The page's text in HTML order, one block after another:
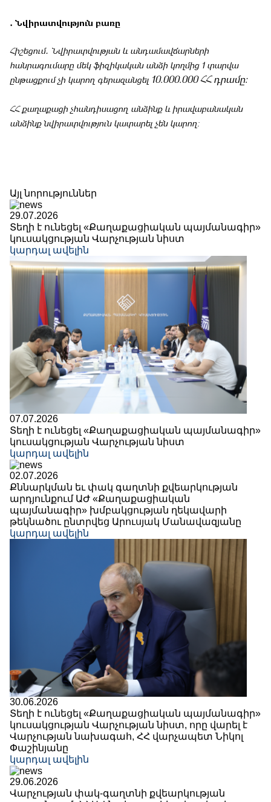
․ Նվիրատվություն բառը
Հիշեցում․ Նվիրատվության և անդամավճարների
հանրագումարը մեկ ֆիզիկական անձի կողմից 1 տարվա
ընթացքում չի կարող գերազանցել 10.000.000 ՀՀ դրամը։
ՀՀ քաղաքացի չհանդիսացող անձինք և իրավաբանական
անձինք նվիրատվություն կատարել չեն կարող։
Այլ նորություններ
29.07.2026
Տեղի է ունեցել «Քաղաքացիական պայմանագիր»
կուսակցության Վարչության նիստ
կարդալ ավելին
07.07.2026
Տեղի է ունեցել «Քաղաքացիական պայմանագիր»
կուսակցության Վարչության նիստ
կարդալ ավելին
02.07.2026
Քննարկման եւ փակ գաղտնի քվեարկության
արդյունքում ԱԺ «Քաղաքացիական
պայմանագիր» խմբակցության ղեկավարի
թեկնածու ընտրվեց Արուսյակ Մանավազյանը
կարդալ ավելին
30.06.2026
Տեղի է ունեցել «Քաղաքացիական պայմանագիր»
կուսակցության Վարչության նիստ, որը վարել է
Վարչության նախագահ, ՀՀ վարչապետ Նիկոլ
Փաշինյանը
կարդալ ավելին
29.06.2026
Վարչության փակ-գաղտնի քվեարկության